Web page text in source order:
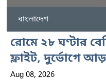
বাংলাদেশ
রোমে ২৮ ঘণ্টার
ফ্লাইট, দুর্ভোগে
Aug 08, 2026